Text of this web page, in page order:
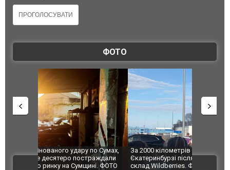
ФОТО
За 2000 кілометрів від кордону з Україною: в
Єкатеринбурзі після атаки дронів загорівся
склад Wildberries. ФОТО. ВІДЕО
"Мої
ВІДЕО